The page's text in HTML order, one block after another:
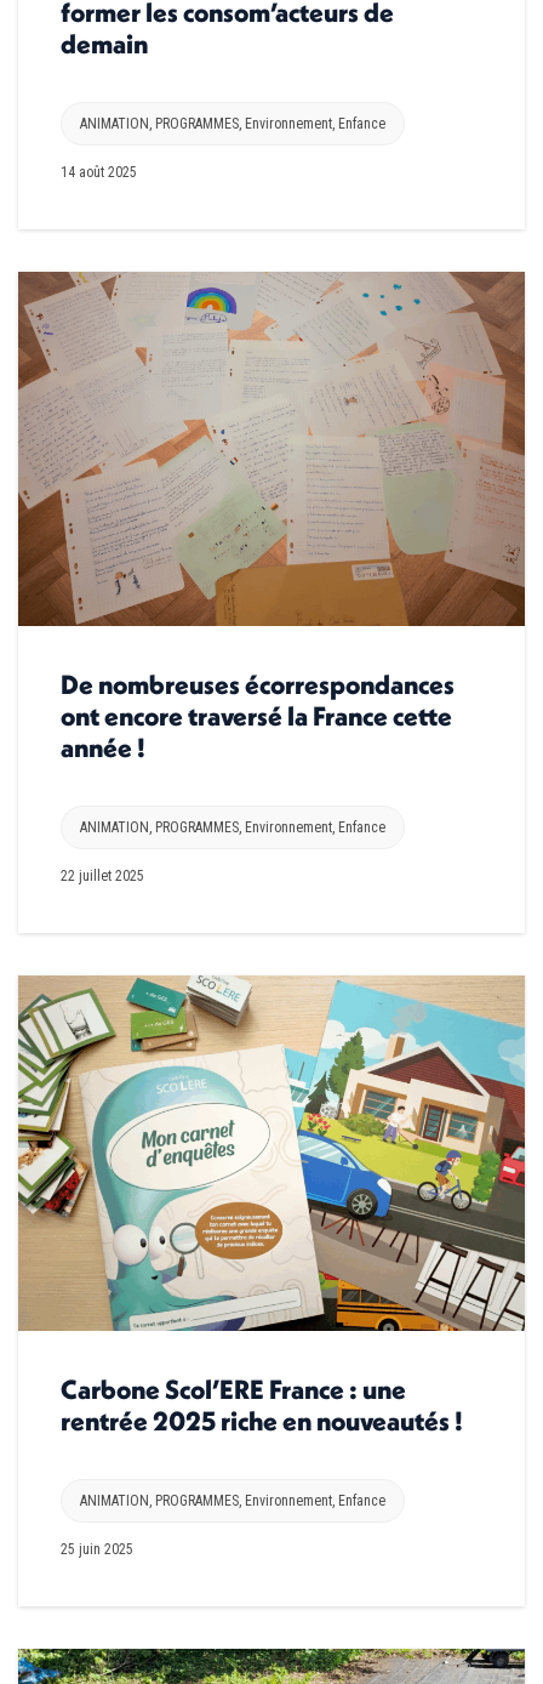
former les consom’acteurs de
demain
ANIMATION PROGRAMMES Environnement Enfance
14 août 2025
De nombreuses écorrespondances
ont encore traversé la France cette
année !
ANIMATION , PROGRAMMES, Environnement, Enfance
22 juillet 2025
Carbone Scol’ERE France : une
rentrée 2025 riche en nouveautés !
ANIMATION , PROGRAMMES, Environnement, Enfance
25 juin 2025